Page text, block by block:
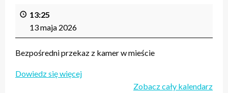
13:25
13 maja 2026
Bezpośredni przekaz z kamer w mieście
Dowiedz się więcej
Zobacz cały kalendarz